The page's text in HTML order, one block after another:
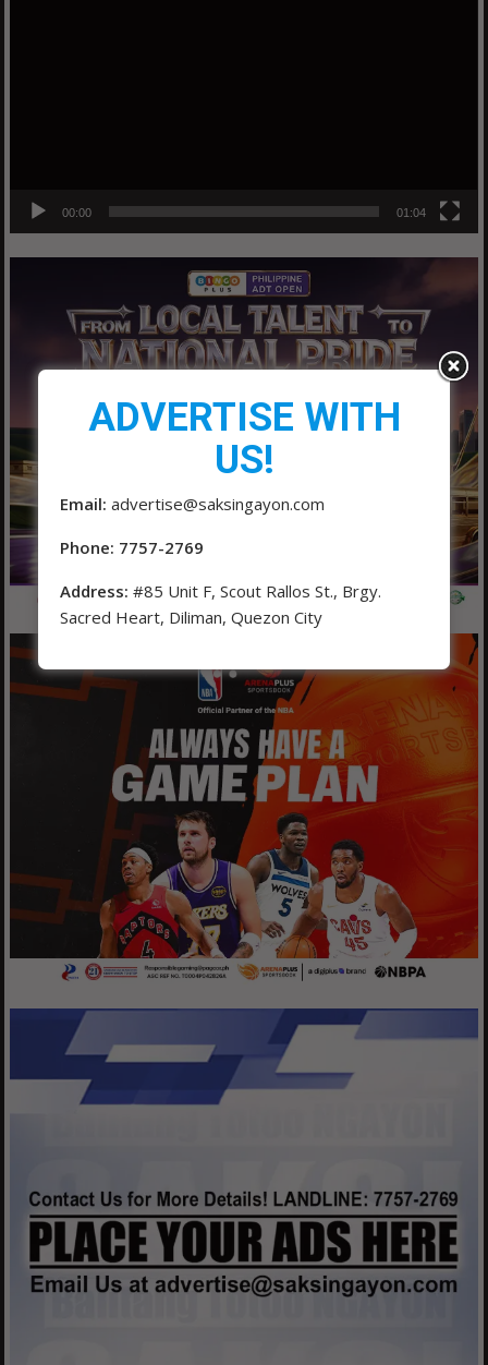
00:00 01:04
ADVERTISE WITH
US!
Email: advertise@saksingayon.com
Phone: 7757-2769
Address: #85 Unit F, Scout Rallos St., Brgy.
Sacred Heart, Diliman, Quezon City